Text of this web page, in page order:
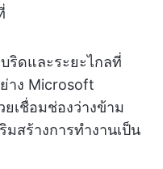
ริดและระยะไกลที่
าง Microsoft
เชื่อมช่องว่างข้าม
สร้างการทำงานเป็น